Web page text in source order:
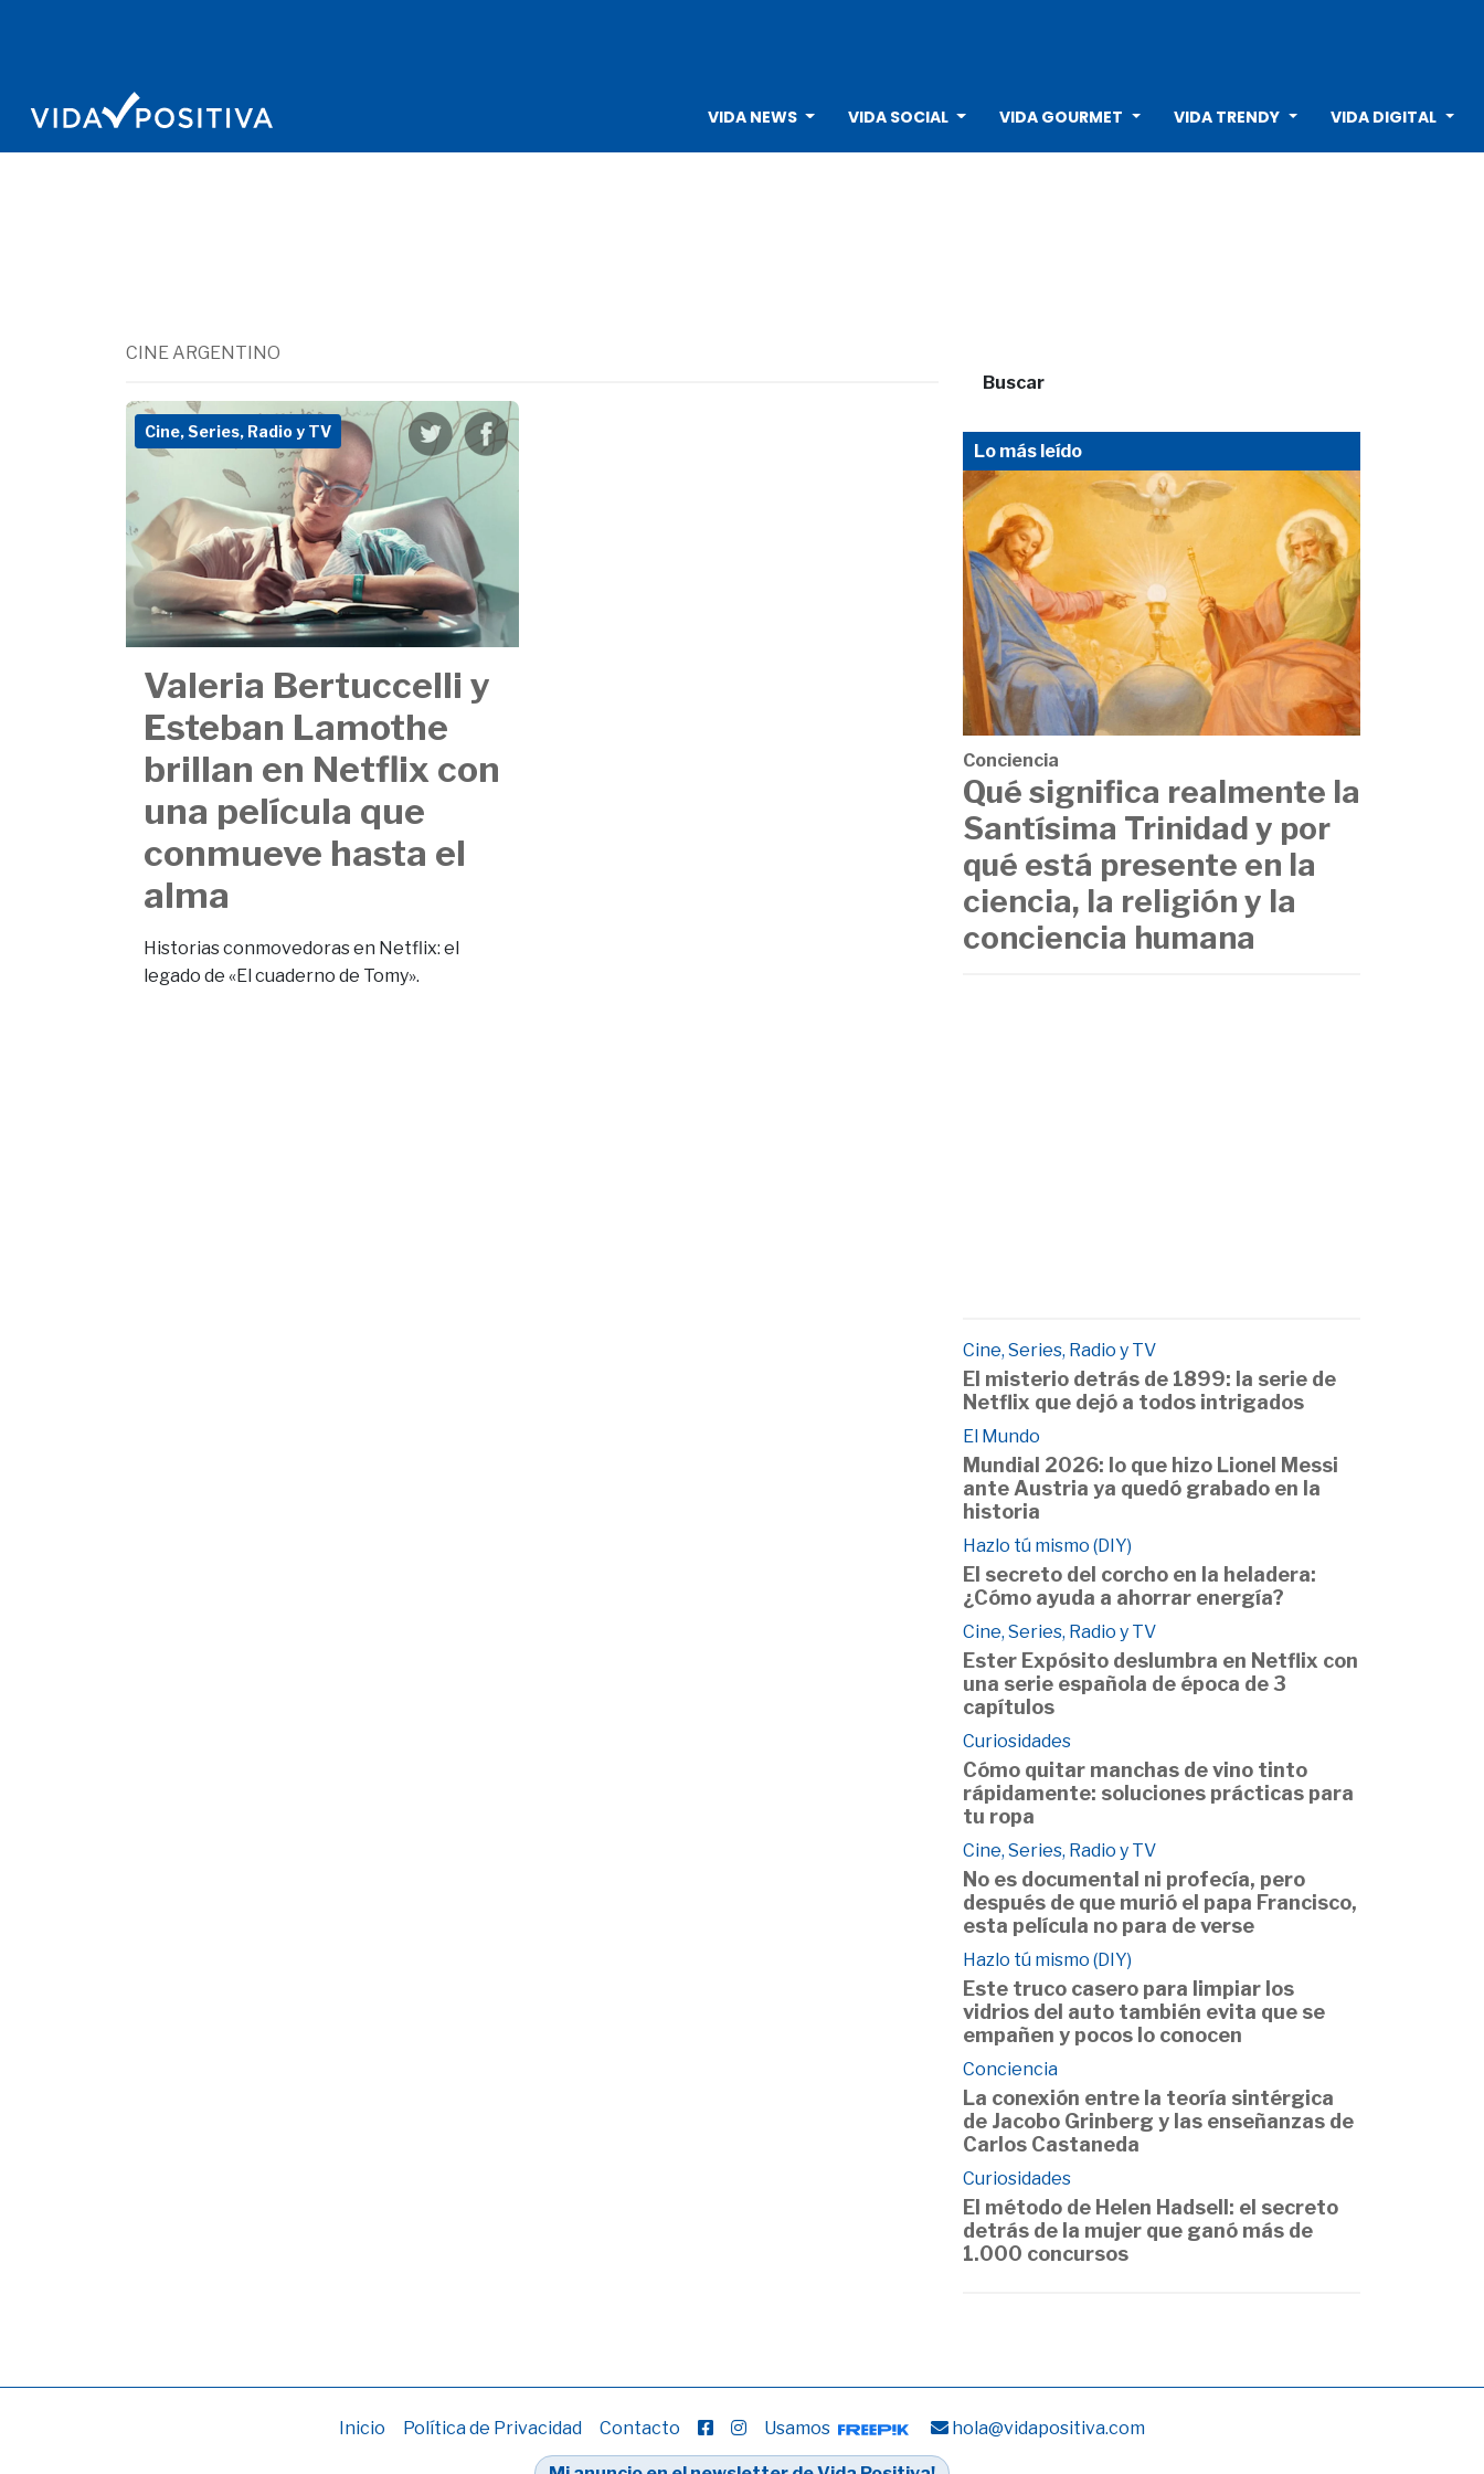
VIDA NEWS VIDA SOCIAL VIDA GOURMET VIDA TRENDY VIDA DIGITAL
CINE ARGENTINO
Cine, Series, Radio y TV
Valeria Bertuccelli y
Esteban Lamothe
brillan en Netflix con
una película que
conmueve hasta el
alma
Historias conmovedoras en Netflix: el
legado de «El cuaderno de Tomy».
Buscar
Lo más leído
Conciencia
Qué significa realmente la
Santísima Trinidad y por
qué está presente en la
ciencia, la religión y la
conciencia humana
Cine, Series, Radio y TV
El misterio detrás de 1899: la serie de
Netflix que dejó a todos intrigados
El Mundo
Mundial 2026: lo que hizo Lionel Messi
ante Austria ya quedó grabado en la
historia
Hazlo tú mismo (DIY)
El secreto del corcho en la heladera:
¿Cómo ayuda a ahorrar energía?
Cine, Series, Radio y TV
Ester Expósito deslumbra en Netflix con
una serie española de época de 3
capítulos
Curiosidades
Cómo quitar manchas de vino tinto
rápidamente: soluciones prácticas para
tu ropa
Cine, Series, Radio y TV
No es documental ni profecía, pero
después de que murió el papa Francisco,
esta película no para de verse
Hazlo tú mismo (DIY)
Este truco casero para limpiar los
vidrios del auto también evita que se
empañen y pocos lo conocen
Conciencia
La conexión entre la teoría sintérgica
de Jacobo Grinberg y las enseñanzas de
Carlos Castaneda
Curiosidades
El método de Helen Hadsell: el secreto
detrás de la mujer que ganó más de
1.000 concursos
Inicio Política de Privacidad Contacto Usamos hola@vidapositiva.com